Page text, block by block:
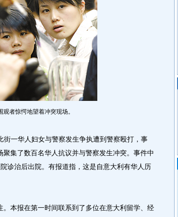
观者惊愕地望着冲突现场。
一华人妇女与警察发生争执遭到警察殴打，事
集了数百名华人抗议并与警察发生冲突。事件中
诊治后出院。有报道指，这是自意大利有华人历
本报在第一时间联系到了多位在意大利留学、经